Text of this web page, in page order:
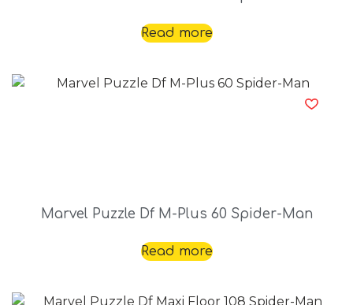
Read more
Marvel Puzzle Df M-Plus 60 Spider-Man
Read more